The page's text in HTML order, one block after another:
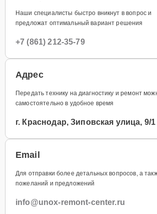
Наши специалисты быстро вникнут в вопрос и
предложат оптимальный вариант решения
+7 (861) 212-35-79
Адрес
Передать технику на диагностику и ремонт
самостоятельно в удобное время
г. Краснодар, Зиповская улица, 9/1
Email
Для отправки более детальных вопросов, а
пожеланий и предложений
info@unox-remont-center.ru